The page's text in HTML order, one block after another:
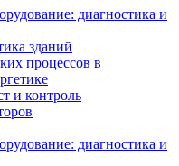
диагностика и
зданий
процессов в
и контроль
диагностика и